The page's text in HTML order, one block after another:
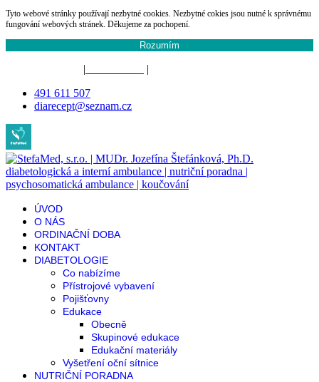
Tyto webové stránky používají nezbytné cookies. Nezbytné cokies jsou nutné k správnému
fungování webových stránek. Děkujeme za pochopení.
Rozumím
| |
491 611 507
diarecept@seznam.cz
ÚVOD
O NÁS
ORDINAČNÍ DOBA
KONTAKT
DIABETOLOGIE
Co nabízíme
Přístrojové vybavení
Pojišťovny
Edukace
Obecně
Skupinové edukace
Edukační materiály
Vyšetření oční sítnice
NUTRIČNÍ PORADNA